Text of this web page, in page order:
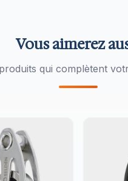
Vous aimerez
qui complètent